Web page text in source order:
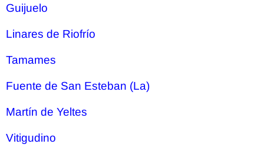
Guijuelo
Linares de Riofrío
Tamames
Fuente de San Esteban (La)
Martín de Yeltes
Vitigudino